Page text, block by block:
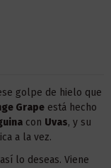
golpe de hielo que
Grapeestá hecho
con Uvas, y su
a la vez.
lo deseas. Viene